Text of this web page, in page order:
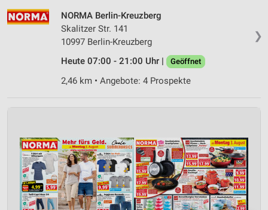
❯
NORMA Berlin-Kreuzberg
Skalitzer Str. 141
10997 Berlin-Kreuzberg
Heute 07:00 - 21:00 Uhr |
Geöffnet
2,46 km • Angebote: 4 Prospekte